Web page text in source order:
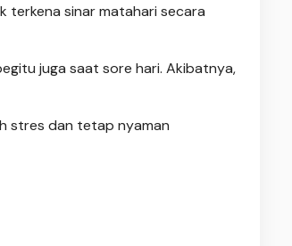
terkena sinar matahari secara
juga saat sore hari. Akibatnya,
stres dan tetap nyaman